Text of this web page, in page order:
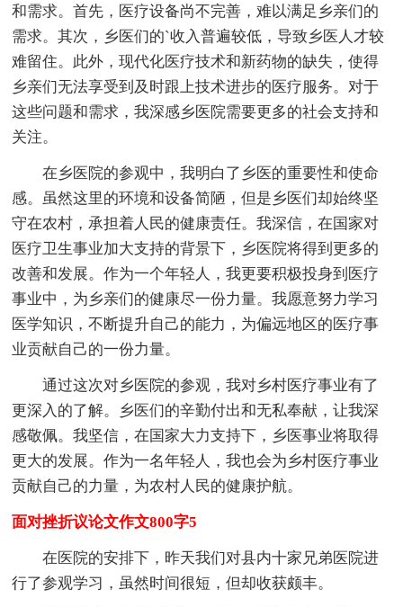
和需求。首先，医疗设备尚不完善，难以满足乡亲们的
需求。其次，乡医们的`收入普遍较低，导致乡医人才较
难留住。此外，现代化医疗技术和新药物的缺失，使得
乡亲们无法享受到及时跟上技术进步的医疗服务。对于
这些问题和需求，我深感乡医院需要更多的社会支持和
关注。
在乡医院的参观中，我明白了乡医的重要性和使命
感。虽然这里的环境和设备简陋，但是乡医们却始终坚
守在农村，承担着人民的健康责任。我深信，在国家对
医疗卫生事业加大支持的背景下，乡医院将得到更多的
改善和发展。作为一个年轻人，我更要积极投身到医疗
事业中，为乡亲们的健康尽一份力量。我愿意努力学习
医学知识，不断提升自己的能力，为偏远地区的医疗事
业贡献自己的一份力量。
通过这次对乡医院的参观，我对乡村医疗事业有了
更深入的了解。乡医们的辛勤付出和无私奉献，让我深
感敬佩。我坚信，在国家大力支持下，乡医事业将取得
更大的发展。作为一名年轻人，我也会为乡村医疗事业
贡献自己的力量，为农村人民的健康护航。
面对挫折议论文作文800字5
在医院的安排下，昨天我们对县内十家兄弟医院进
行了参观学习，虽然时间很短，但却收获颇丰。